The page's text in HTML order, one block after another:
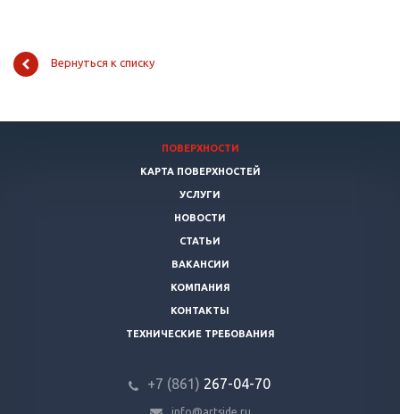
Вернуться к списку
ПОВЕРХНОСТИ
КАРТА ПОВЕРХНОСТЕЙ
УСЛУГИ
НОВОСТИ
СТАТЬИ
ВАКАНСИИ
КОМПАНИЯ
КОНТАКТЫ
ТЕХНИЧЕСКИЕ ТРЕБОВАНИЯ
+7 (861) 267-04-70